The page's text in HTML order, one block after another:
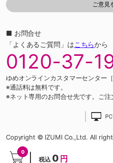
0
税込 0 円
■ お問合せ
「よくあるご質問」はこちらから
0120-37-
ゆめオンラインカスタマーセンター
※通話料は無料です。
※ネット専用のお問合せ先です。ご注
Copyright © IZUMI Co.,Ltd. All